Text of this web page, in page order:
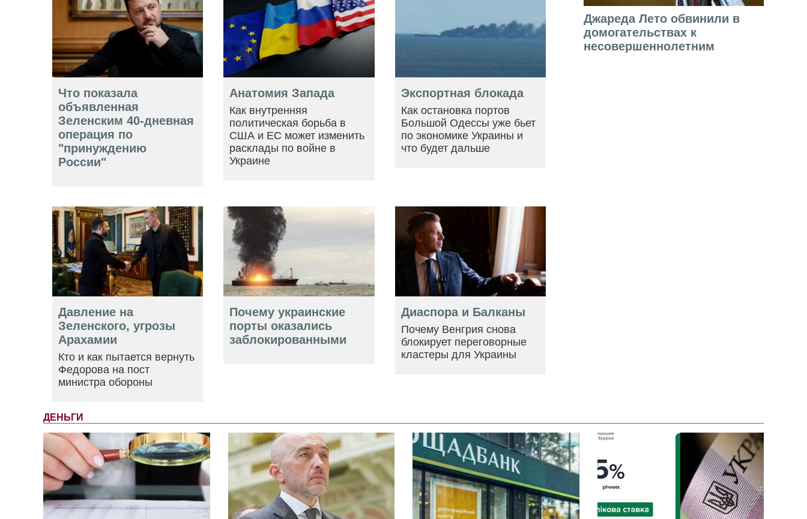
Джареда Лето обвинили в
домогательствах к
несовершеннолетним
Что показала
объявленная
Зеленским 40-дневная
операция по
"принуждению
России"
Анатомия Запада
Как внутренняя
политическая борьба в
США и ЕС может изменить
расклады по войне в
Украине
Экспортная блокада
Как остановка портов
Большой Одессы уже бьет
по экономике Украины и
что будет дальше
Давление на
Зеленского, угрозы
Арахамии
Кто и как пытается вернуть
Федорова на пост
министра обороны
Почему украинские
порты оказались
заблокированными
Диаспора и Балканы
Почему Венгрия снова
блокирует переговорные
кластеры для Украины
ДЕНЬГИ